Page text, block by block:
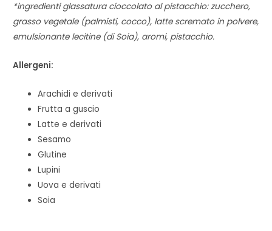
*ingredienti glassatura cioccolato al pistacchio: zucchero,
grasso vegetale (palmisti, cocco), latte scremato in polvere,
emulsionante lecitine (di Soia), aromi, pistacchio.
Allergeni:
Arachidi e derivati
Frutta a guscio
Latte e derivati
Sesamo
Glutine
Lupini
Uova e derivati
Soia